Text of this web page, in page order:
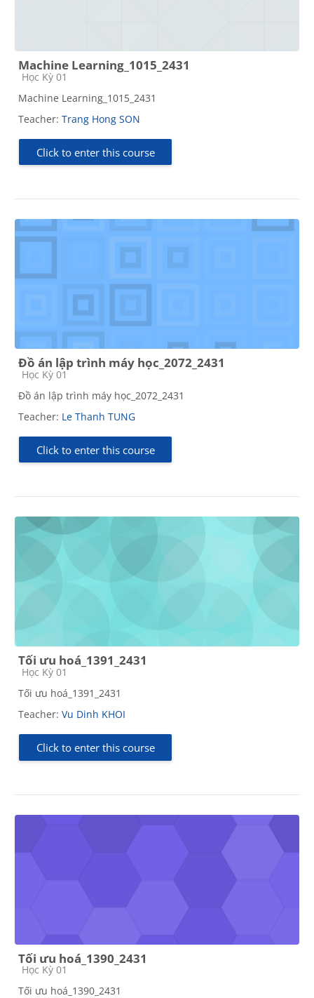
Machine Learning_1015_2431
Course category
Học Kỳ 01
Machine Learning_1015_2431
Teacher: Trang Hong SON
Click to enter this course
Đồ án lập trình máy học_2072_2431
Course category
Học Kỳ 01
Đồ án lập trình máy học_2072_2431
Teacher: Le Thanh TUNG
Click to enter this course
Tối ưu hoá_1391_2431
Course category
Học Kỳ 01
Tối ưu hoá_1391_2431
Teacher: Vu Dinh KHOI
Click to enter this course
Tối ưu hoá_1390_2431
Course category
Học Kỳ 01
Tối ưu hoá_1390_2431